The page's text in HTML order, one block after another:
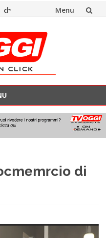
Menu
di